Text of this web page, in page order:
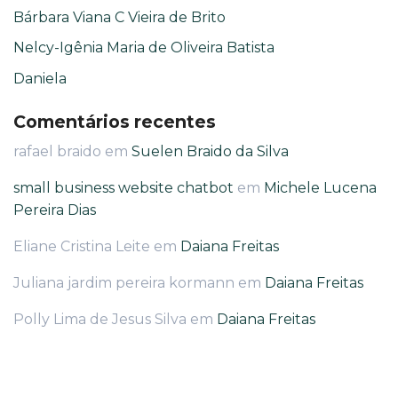
Bárbara Viana C Vieira de Brito
Nelcy-Igênia Maria de Oliveira Batista
Daniela
Comentários recentes
rafael braido em Suelen Braido da Silva
small business website chatbot em Michele Lucena
Pereira Dias
Eliane Cristina Leite em Daiana Freitas
Juliana jardim pereira kormann em Daiana Freitas
Polly Lima de Jesus Silva em Daiana Freitas